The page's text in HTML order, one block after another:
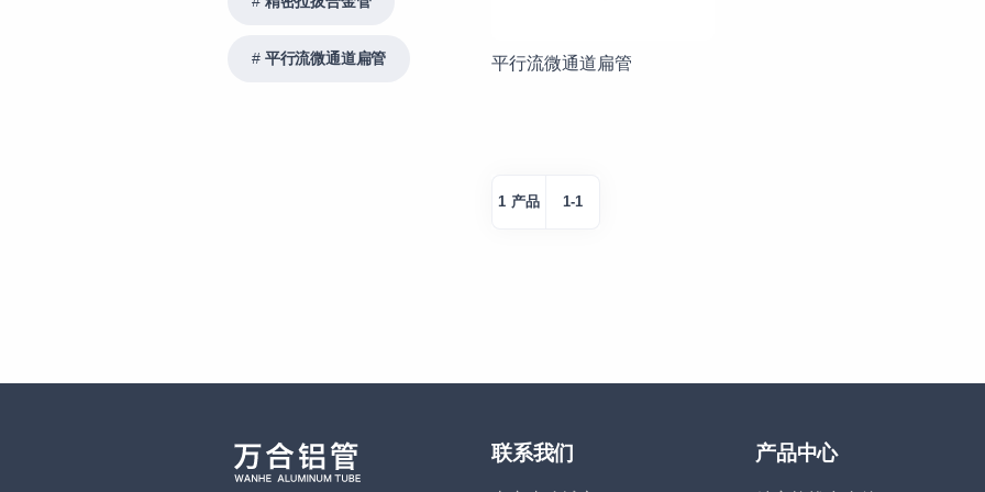
平行流微通道扁管
1 产品 1-1
平行流微通道扁管
联系我们 产品中心